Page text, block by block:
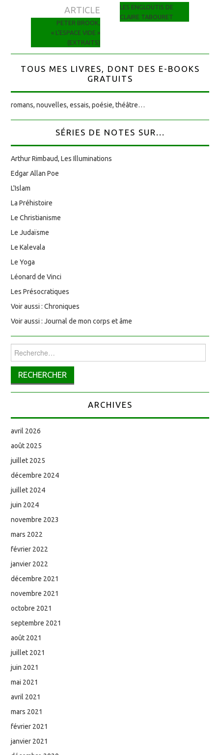
Navigation des articles
ARTICLE
PETER BROOK,
« L’ESPACE VIDE »
(EXTRAITS)
LES ENGLOUTIS DE
CLAIRE TABOURET
TOUS MES LIVRES, DONT DES E-BOOKS
GRATUITS
romans, nouvelles, essais, poésie, théâtre…
SÉRIES DE NOTES SUR...
Arthur Rimbaud, Les Illuminations
Edgar Allan Poe
L'Islam
La Préhistoire
Le Christianisme
Le Judaïsme
Le Kalevala
Le Yoga
Léonard de Vinci
Les Présocratiques
Voir aussi : Chroniques
Voir aussi : Journal de mon corps et âme
Rechercher :
ARCHIVES
avril 2026
août 2025
juillet 2025
décembre 2024
juillet 2024
juin 2024
novembre 2023
mars 2022
février 2022
janvier 2022
décembre 2021
novembre 2021
octobre 2021
septembre 2021
août 2021
juillet 2021
juin 2021
mai 2021
avril 2021
mars 2021
février 2021
janvier 2021